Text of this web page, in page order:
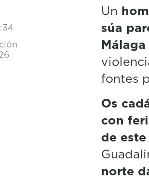
Un
súa
fontes
Os
con
de
norte